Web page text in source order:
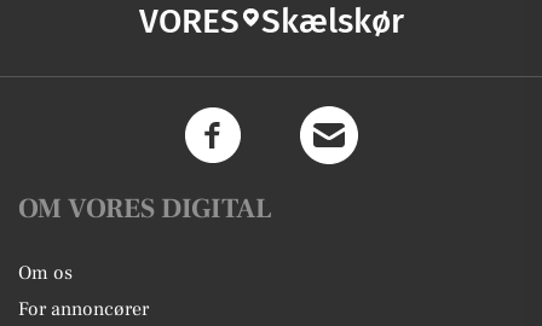
VORES Skælskør
OM VORES DIGITAL
Om os
For annoncører